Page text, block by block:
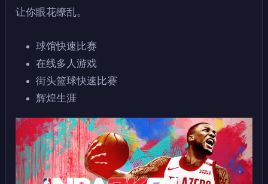
让你眼花缭乱。
球馆快速比赛
在线多人游戏
街头篮球快速比赛
辉煌生涯